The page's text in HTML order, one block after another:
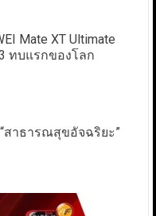
Mate XT Ultimate
ทบแรกของโลก
สาธารณสุขอัจฉริยะ”